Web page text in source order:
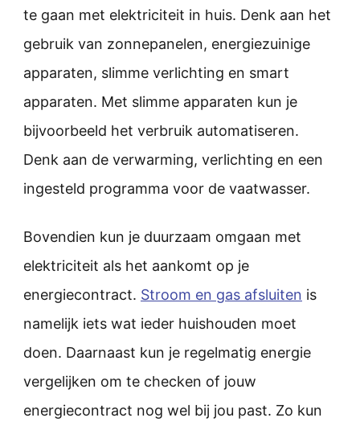
te gaan met elektriciteit in huis. Denk aan het
gebruik van zonnepanelen, energiezuinige
apparaten, slimme verlichting en smart
apparaten. Met slimme apparaten kun je
bijvoorbeeld het verbruik automatiseren.
Denk aan de verwarming, verlichting en een
ingesteld programma voor de vaatwasser.
Bovendien kun je duurzaam omgaan met
elektriciteit als het aankomt op je
energiecontract. Stroom en gas afsluiten is
namelijk iets wat ieder huishouden moet
doen. Daarnaast kun je regelmatig energie
vergelijken om te checken of jouw
energiecontract nog wel bij jou past. Zo kun